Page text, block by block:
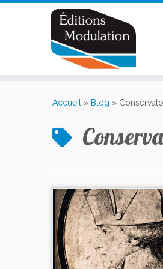
Accueil » Blog »